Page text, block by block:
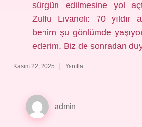
sürgün edilmesine yol
Zülfü Livaneli: 70 yıldır
benim şu gönlümde
ederim. Biz de sonradan
Kasım 22, 2025 Yanıtla
admin